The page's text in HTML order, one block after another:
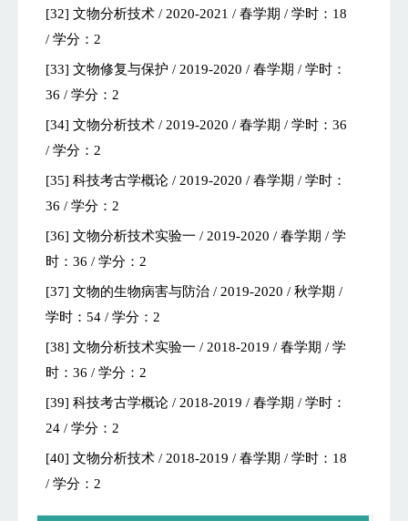
[32] 文物分析技术 / 2020-2021 / 春学期 / 学时：18
/ 学分：2
[33] 文物修复与保护 / 2019-2020 / 春学期 / 学时：
36 / 学分：2
[34] 文物分析技术 / 2019-2020 / 春学期 / 学时：36
/ 学分：2
[35] 科技考古学概论 / 2019-2020 / 春学期 / 学时：
36 / 学分：2
[36] 文物分析技术实验一 / 2019-2020 / 春学期 / 学
时：36 / 学分：2
[37] 文物的生物病害与防治 / 2019-2020 / 秋学期 /
学时：54 / 学分：2
[38] 文物分析技术实验一 / 2018-2019 / 春学期 / 学
时：36 / 学分：2
[39] 科技考古学概论 / 2018-2019 / 春学期 / 学时：
24 / 学分：2
[40] 文物分析技术 / 2018-2019 / 春学期 / 学时：18
/ 学分：2